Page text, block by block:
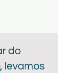
do
, levamos